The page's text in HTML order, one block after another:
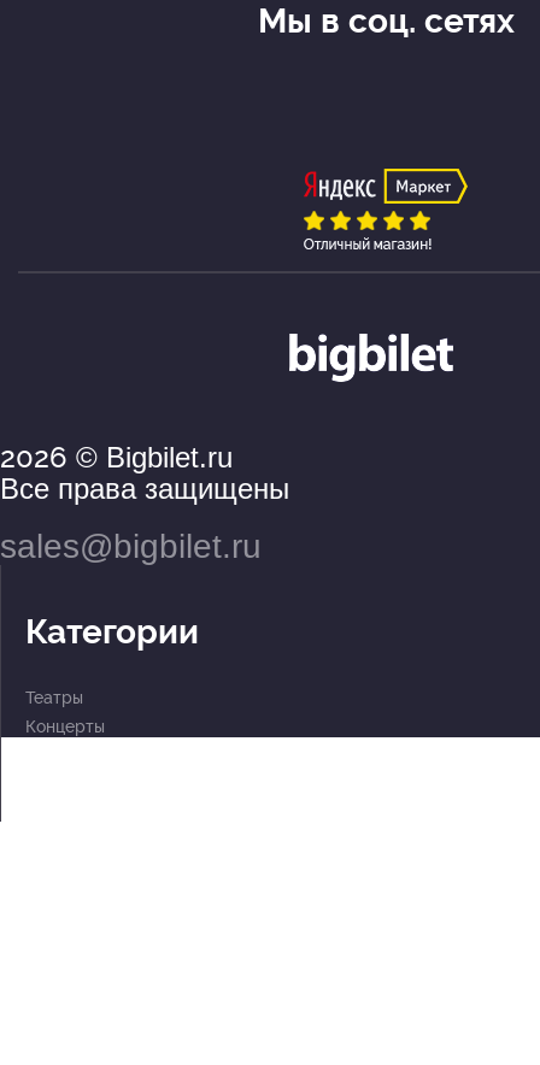
2026 © Bigbilet.ru
Все права защищены
sales@bigbilet.ru
Категории
Театры
Концерты
Мы в соц. сетях